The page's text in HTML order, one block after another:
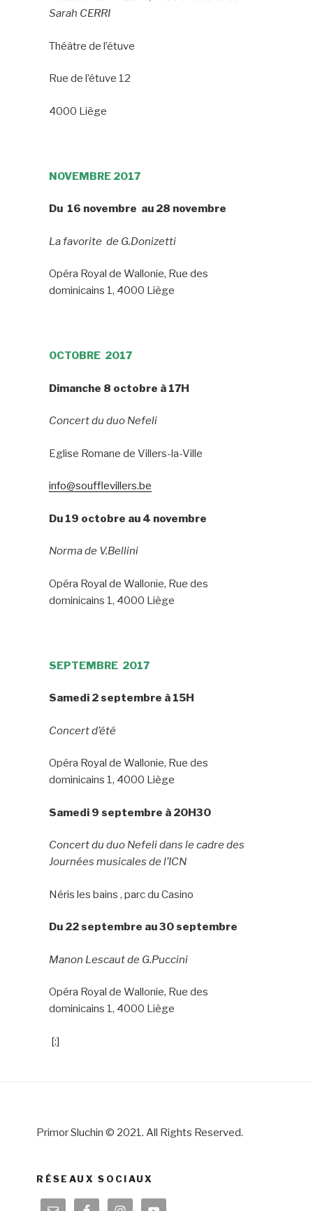
Sarah CERRI
Théâtre de l’étuve
Rue de l’étuve 12
4000 Liège
NOVEMBRE 2017
Du 16 novembre au 28 novembre
La favorite de G.Donizetti
Opéra Royal de Wallonie, Rue des
dominicains 1, 4000 Liège
OCTOBRE 2017
Dimanche 8 octobre à 17H
Concert du duo Nefeli
Eglise Romane de Villers-la-Ville
info@soufflevillers.be
Du 19 octobre au 4 novembre
Norma de V.Bellini
Opéra Royal de Wallonie, Rue des
dominicains 1, 4000 Liège
SEPTEMBRE 2017
Samedi 2 septembre à 15H
Concert d’été
Opéra Royal de Wallonie, Rue des
dominicains 1, 4000 Liège
Samedi 9 septembre à 20H30
Concert du duo Nefeli dans le cadre des
Journées musicales de l’ICN
Néris les bains , parc du Casino
Du 22 septembre au 30 septembre
Manon Lescaut de G.Puccini
Opéra Royal de Wallonie, Rue des
dominicains 1, 4000 Liège
[:]
Primor Sluchin © 2021. All Rights Reserved.
RÉSEAUX SOCIAUX